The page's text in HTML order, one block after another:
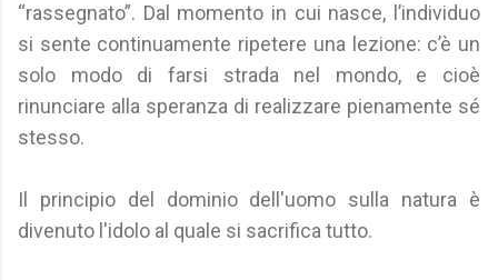
“rassegnato”. Dal momento in cui nasce, l’individuo
si sente continuamente ripetere una lezione: c’è un
solo modo di farsi strada nel mondo, e cioè
rinunciare alla speranza di realizzare pienamente sé
stesso.
Il principio del dominio dell'uomo sulla natura è
divenuto l'idolo al quale si sacrifica tutto.